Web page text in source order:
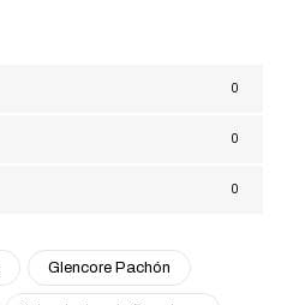
0
0
0
Glencore Pachón